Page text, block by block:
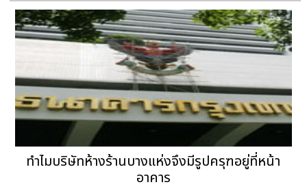
ทำไมบริษัทห้างร้านบางแห่งจึงมีรูปครุฑอยู่ที่หน้า
อาคาร